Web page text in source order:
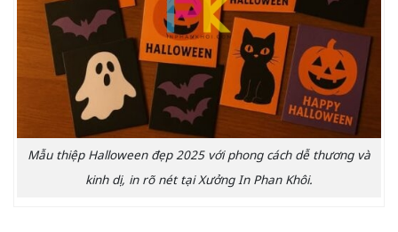
Mẫu thiệp Halloween đẹp 2025 với phong cách dễ thương và
kinh dị, in rõ nét tại Xưởng In Phan Khôi.